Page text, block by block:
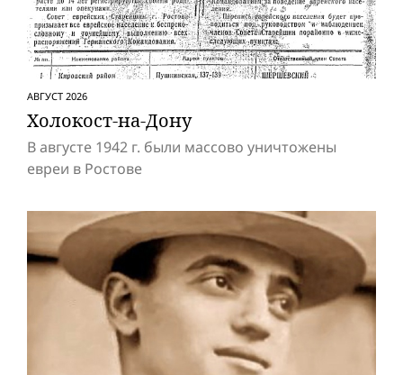
АВГУСТ 2026
Холокост-на-Дону
В августе 1942 г. были массово уничтожены
евреи в Ростове